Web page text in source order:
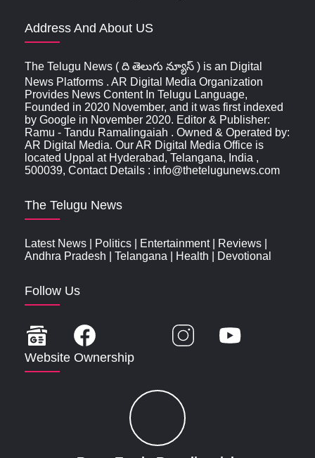
Address And About US
The Telugu News ( ది తెలుగు న్యూస్‌ ) is an Digital
News Platforms . AR Digital Media Organization
Provides News Content In Telugu Language,
Founded in 2020 November, and it was first indexed
by Google in November 2020. Editor & Publisher:
Ramu - Tandu Ramalingaiah . Owned & Operated by:
AR Digital Media. Our AR Digital Media Office is
located Uppal at Hyderabad, Telangana, India ,
500039, Contact Details : info@thetelugunews.com
The Telugu News
Latest News Politics Entertainment| Reviews
Andhra Pradesh
Telangana Health Devotional
Follow Us
Website Ownership